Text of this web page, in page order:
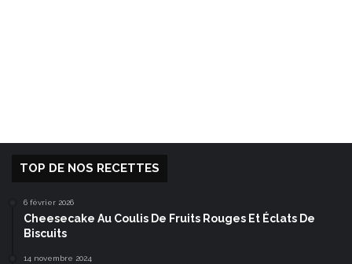
TOP DE NOS RECETTES
6 février 2026
Cheesecake Au Coulis De Fruits Rouges Et Éclats De
Biscuits
14 novembre 2024